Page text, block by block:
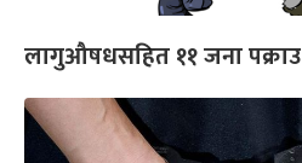
लागुऔषधसहित ११ जना पक्राउ